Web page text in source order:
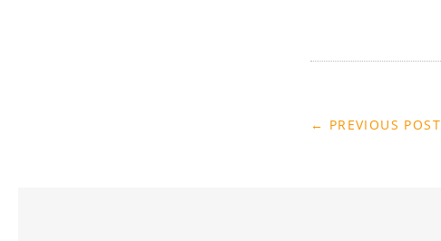
← PREVIOUS POST